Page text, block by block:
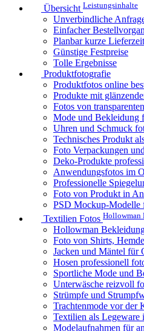
Übersicht Leistungsinhalte
Unverbindliche
Einfacher
Planbar kurze
Günstige Festpreise
Tolle Ergebnisse
Produktfotografie
Produktfotos online
Produkte mit
Fotos von
Mode und Bekleidung
Uhren und Schmuck
Technisches Produkt
Foto Verpackungen
Deko-Produkte
Anwendungsfotos im
Professionelle
Foto von Produkt in
PSD Mockup-Modelle
Textilien Fotos Hollowman
Hollowman
Foto von Shirts,
Jacken und Mäntel für
Hosen professionell
Sportliche Mode und
Unterwäsche reizvoll
Strümpfe und
Trachtenmode vor der
Textilien als Legeware
Modelaufnahmen für